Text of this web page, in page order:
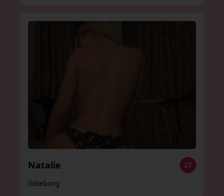
Natalie
21
Göteborg